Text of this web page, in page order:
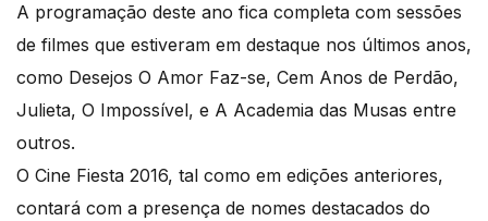
A programação deste ano fica completa com sessões
de filmes que estiveram em destaque nos últimos anos,
como Desejos O Amor Faz-se, Cem Anos de Perdão,
Julieta, O Impossível, e A Academia das Musas entre
outros.
O Cine Fiesta 2016, tal como em edições anteriores,
contará com a presença de nomes destacados do